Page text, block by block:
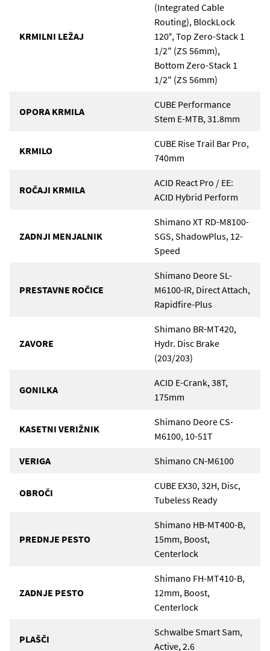
KRMILNI LEŽAJ
(Integrated Cable
Routing), BlockLock
120°, Top Zero-Stack 1
1/2" (ZS 56mm),
Bottom Zero-Stack 1
1/2" (ZS 56mm)
OPORA KRMILA
CUBE Performance
Stem E-MTB, 31.8mm
KRMILO
CUBE Rise Trail Bar Pro,
740mm
ROČAJI KRMILA
ACID React Pro / EE:
ACID Hybrid Perform
ZADNJI MENJALNIK
Shimano XT RD-M8100-
SGS, ShadowPlus, 12-
Speed
PRESTAVNE ROČICE
Shimano Deore SL-
M6100-IR, Direct Attach,
Rapidfire-Plus
ZAVORE
Shimano BR-MT420,
Hydr. Disc Brake
(203/203)
GONILKA
ACID E-Crank, 38T,
175mm
KASETNI VERIŽNIK
Shimano Deore CS-
M6100, 10-51T
VERIGA Shimano CN-M6100
OBROČI
CUBE EX30, 32H, Disc,
Tubeless Ready
PREDNJE PESTO
Shimano HB-MT400-B,
15mm, Boost,
Centerlock
ZADNJE PESTO
Shimano FH-MT410-B,
12mm, Boost,
Centerlock
PLAŠČI
Schwalbe Smart Sam,
Active, 2.6